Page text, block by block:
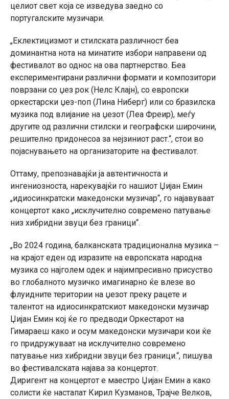
целиот свет која се изведува заедно со
португалските музичари.
„Еклектицизмот и стилската различност беа
доминантна нота на минатите избори направени од
фестивалот во однос на ова партнерство. Беа
експериментирани различни формати и композитори
поврзани со џез рок (Нелс Клајн), со европски
оркестарски џез-поп (Лина Ниберг) или со бразилска
музика под влијание на џезот (Леа Фреир), меѓу
другите од различни стилски и географски широчини,
решително придонесоа за нејзиниот раст.“, стои во
појаснувањето на организаторите на фестивалот.
Оттаму, препознавајќи ја автентичноста и
ингениозноста, нарекувајќи го нашиот Џијан Емин
„идиосинкратски македонски музичар“, го најавуваат
концертот како „исклучително современо патување
низ хибридни звуци без граници“.
„Во 2024 година, балканската традиционална музика –
на крајот еден од изразите на европската народна
музика со најголем одек и најимпресивно присуство
во глобалното музичко имагинарно ќе влезе во
флуидните територии на џезот преку рацете и
талентот на идиосинкратскиот македонски музичар
Џијан Емин кој ќе го предводи Оркестарот на
Гимараеш како и осум македонски музичари кои ќе
го придружуваат на исклучително современо
патување низ хибридни звуци без граници.“, пишува
во фестивалската најава за концертот.
Диригент на концертот е маестро Џијан Емин а како
солисти ќе настапат Кирил Кузманов, Трајче Велков,